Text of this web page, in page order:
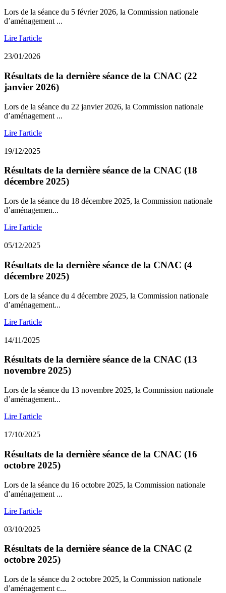
Lors de la séance du 5 février 2026, la Commission nationale
d’aménagement ...
Lire l'article
23/01/2026
Résultats de la dernière séance de la CNAC (22
janvier 2026)
Lors de la séance du 22 janvier 2026, la Commission nationale
d’aménagement ...
Lire l'article
19/12/2025
Résultats de la dernière séance de la CNAC (18
décembre 2025)
Lors de la séance du 18 décembre 2025, la Commission nationale
d’aménagemen...
Lire l'article
05/12/2025
Résultats de la dernière séance de la CNAC (4
décembre 2025)
Lors de la séance du 4 décembre 2025, la Commission nationale
d’aménagement...
Lire l'article
14/11/2025
Résultats de la dernière séance de la CNAC (13
novembre 2025)
Lors de la séance du 13 novembre 2025, la Commission nationale
d’aménagement...
Lire l'article
17/10/2025
Résultats de la dernière séance de la CNAC (16
octobre 2025)
Lors de la séance du 16 octobre 2025, la Commission nationale
d’aménagement ...
Lire l'article
03/10/2025
Résultats de la dernière séance de la CNAC (2
octobre 2025)
Lors de la séance du 2 octobre 2025, la Commission nationale
d’aménagement c...